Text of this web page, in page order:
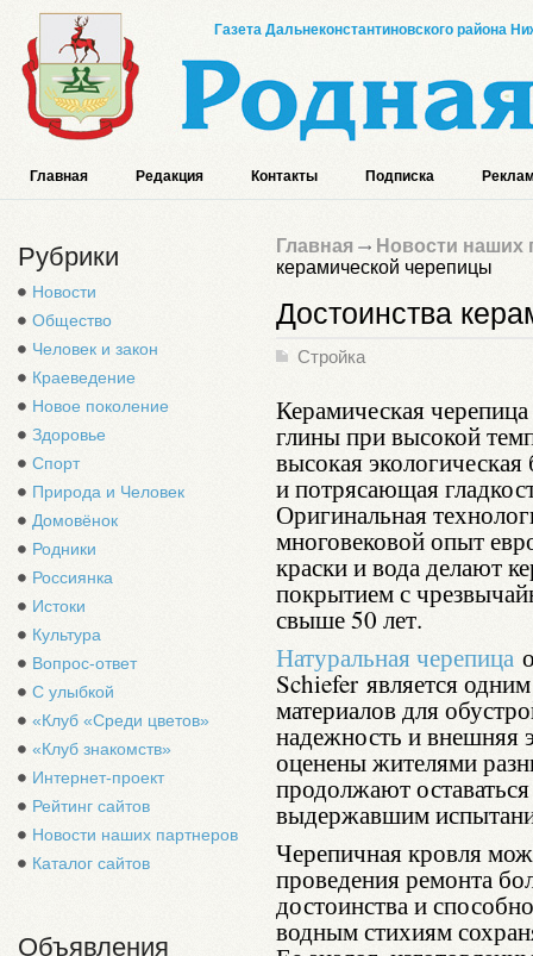
Газета Дальнеконстантиновского района
Главная Редакция Контакты Подписка
Рубрики
Новости
Общество
Человек и закон
Краеведение
Новое поколение
Здоровье
Спорт
Природа и Человек
Домовёнок
Родники
Россиянка
Истоки
Культура
Вопрос-ответ
С улыбкой
«Клуб «Среди цветов»
«Клуб знакомств»
Интернет-проект
Рейтинг сайтов
Новости наших партнеров
Каталог сайтов
Объявления
Главная
Новости наших
керамической черепицы
Достоинства
Стройка
Керамическая
глины при высокой
высокая
и потрясающая
Оригинальная
многовековой опыт
краски и вода делают
покрытием с
свыше 50 лет.
Натуральная черепица
Schiefer является
материалов для
надежность и внешняя
оценены жителями
продолжают
выдержавшим
Черепичная кровля
проведения ремонта
достоинства и
водным стихиям